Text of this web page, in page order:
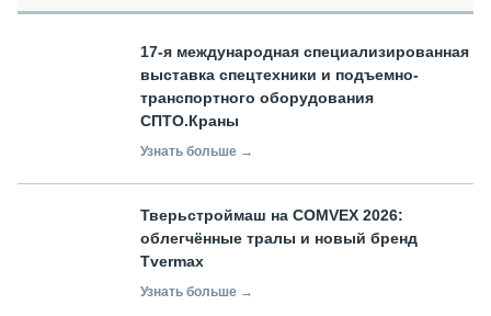
17-я международная специализированная
выставка спецтехники и подъемно-
транспортного оборудования
СПТО.Краны
Узнать больше →
Тверьстроймаш на COMVEX 2026:
облегчённые тралы и новый бренд
Tvermax
Узнать больше →